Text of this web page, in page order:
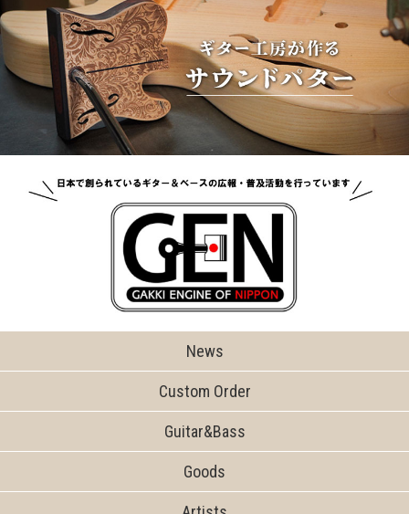
News
Custom Order
Guitar&Bass
Goods